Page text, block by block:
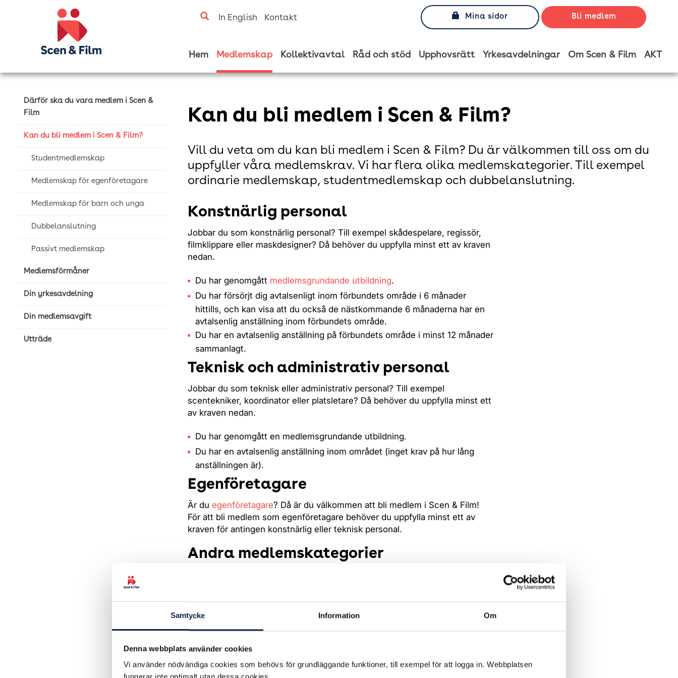
Samtycke Information Om
Denna webbplats använder cookies
Vi använder nödvändiga cookies som behövs för grundläggande funktioner, till exempel för att logga in. Webbplatsen
In English Kontakt Mina sidor Bli medlem
Hem Medlemskap Kollektivavtal Råd och stöd Upphovsrätt Yrkesavdelningar Om Scen & Film AKT
Därför ska du vara medlem i Scen &
Film
Kan du bli medlem i Scen & Film?
Studentmedlemskap
Medlemskap för egenföretagare
Medlemskap för barn och unga
Dubbelanslutning
Passivt medlemskap
Medlemsförmåner
Din yrkesavdelning
Din medlemsavgift
Utträde
Kan du bli medlem i Scen & Film?
Vill du veta om du kan bli medlem i Scen & Film? Du är välkommen till oss om du
uppfyller våra medlemskrav. Vi har flera olika medlemskategorier. Till exempel
ordinarie medlemskap, studentmedlemskap och dubbelanslutning.
Konstnärlig personal
Jobbar du som konstnärlig personal? Till exempel skådespelare, regissör,
filmklippare eller maskdesigner? Då behöver du uppfylla minst ett av kraven
nedan.
Du har genomgått medlemsgrundande utbildning.
Du har försörjt dig avtalsenligt inom förbundets område i 6 månader
hittills, och kan visa att du också de nästkommande 6 månaderna har en
avtalsenlig anställning inom förbundets område.
Du har en avtalsenlig anställning på förbundets område i minst 12 månader
sammanlagt.
Teknisk och administrativ personal
Jobbar du som teknisk eller administrativ personal? Till exempel
scentekniker, koordinator eller platsletare? Då behöver du uppfylla minst ett
av kraven nedan.
Du har genomgått en medlemsgrundande utbildning.
Du har en avtalsenlig anställning inom området (inget krav på hur lång
anställningen är).
Egenföretagare
Är du egenföretagare? Då är du välkommen att bli medlem i Scen & Film!
För att bli medlem som egenföretagare behöver du uppfylla minst ett av
kraven för antingen konstnärlig eller teknisk personal.
Andra medlemskategorier
Barn och unga
Dubbelanslutning
Passiv medlem
Jag uppfyller inte kraven, hur gör jag?